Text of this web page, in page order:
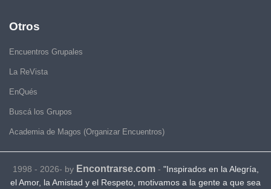
Otros
Encuentros Grupales
La ReVista
EnQués
Buscá los Grupos
Academia de Magos (Organizar Encuentros)
1998 - 2026- by Encontrarse.com- "Inspirados en la Alegría,
el Amor, la Amistad y el Respeto, motivamos a la gente a que sea